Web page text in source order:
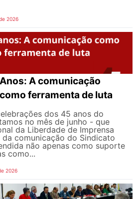
2026
A comunicação
ferramenta de luta
dos 45 anos do
no mês de junho - que
da Liberdade de Imprensa
comunicação do Sindicato
não apenas como suporte
como...
2026